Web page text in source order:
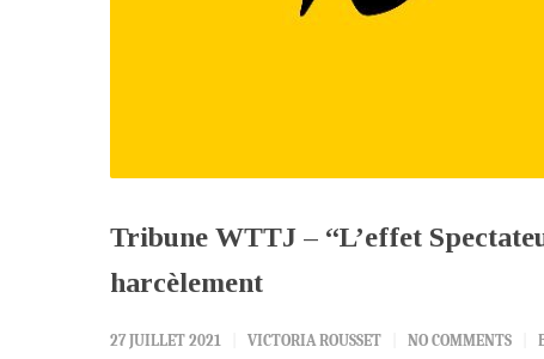
Tribune WTTJ – “L’effet
harcèlement
27 JUILLET 2021 VICTORIA ROUSSET NO COMMENTS